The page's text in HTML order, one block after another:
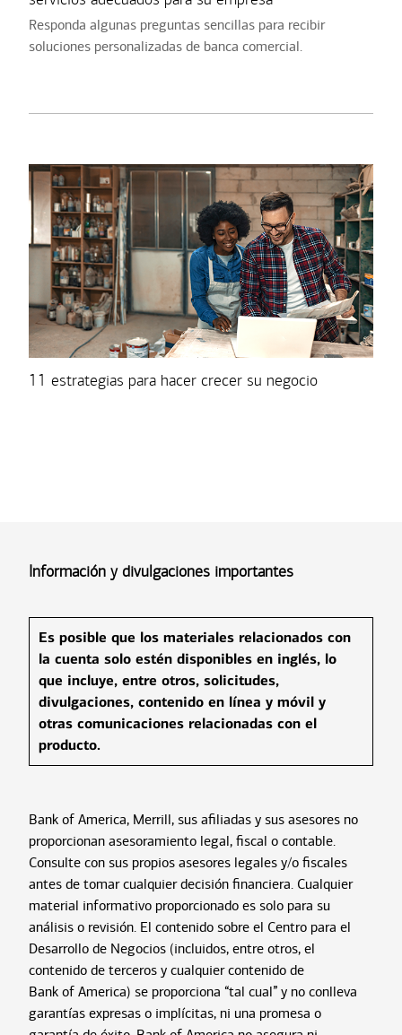
Responda algunas preguntas sencillas para recibir
soluciones personalizadas de banca comercial.
11 estrategias para hacer crecer su negocio
Información y divulgaciones importantes
Es posible que los materiales relacionados con
la cuenta solo estén disponibles en inglés, lo
que incluye, entre otros, solicitudes,
divulgaciones, contenido en línea y móvil y
otras comunicaciones relacionadas con el
producto.
Bank of America, Merrill, sus afiliadas y sus asesores no
proporcionan asesoramiento legal, fiscal o contable.
Consulte con sus propios asesores legales y/o fiscales
antes de tomar cualquier decisión financiera. Cualquier
material informativo proporcionado es solo para su
análisis o revisión. El contenido sobre el Centro para el
Desarrollo de Negocios (incluidos, entre otros, el
contenido de terceros y cualquier contenido de
Bank of America) se proporciona “tal cual” y no conlleva
garantías expresas o implícitas, ni una promesa o